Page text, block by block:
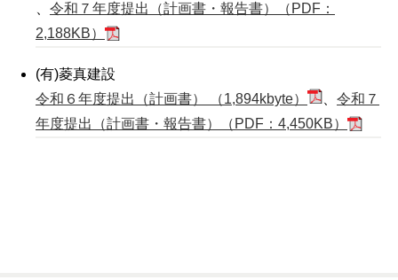
令和７年度提出（計画書・報告書）（PDF：
2,188KB）
(有)菱真建設
令和６年度提出（計画書） （1,894kbyte）
令和７
年度提出（計画書・報告書）（PDF：4,450KB）